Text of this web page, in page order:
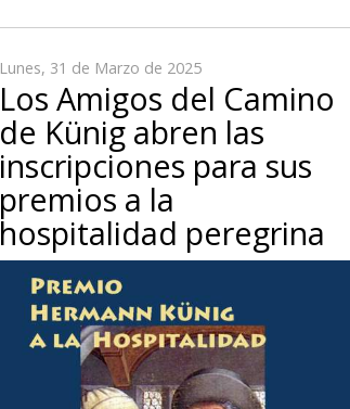
Lunes, 31 de Marzo de 2025
Los Amigos del Camino
de Künig abren las
inscripciones para sus
premios a la
hospitalidad peregrina